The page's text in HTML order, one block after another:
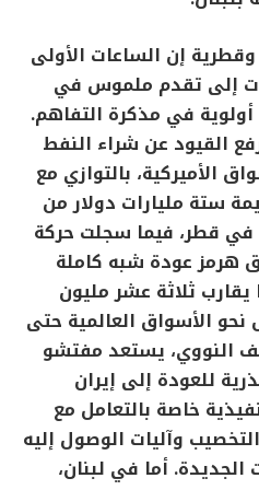
إن الساعات الأولى
إلى تقدم ملموس في
في مذكرة التفاهم.
القيود عن شراء النفط
الأميركية، بالتوازي مع
ستة مليارات دولار من
في قطر، فيما سجلت حركة
هرمز عودة شبه كاملة
ثلاثة عشر مليون
الأسواق العالمية حتى
النووي، يستعد مفتشو
للعودة إلى إيران
خاصة بالتعامل مع
وآليات الوصول إليه
أما في لبنان،